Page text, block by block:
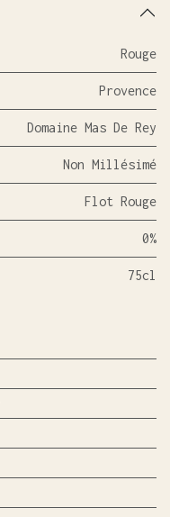
Rouge
Provence
Domaine Mas De Rey
Non Millésimé
Flot Rouge
0%
75cl